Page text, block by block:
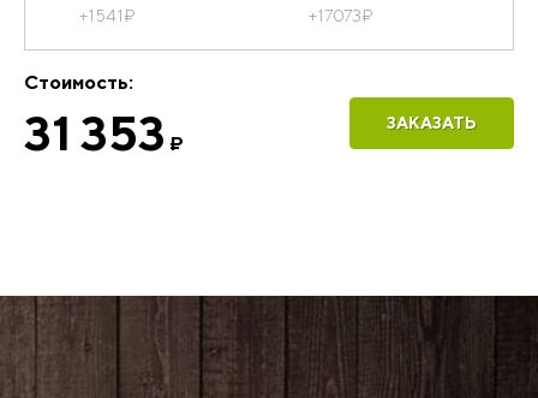
+1541₽ +17073₽
Стоимость:
31 353 ₽
ЗАКАЗАТЬ